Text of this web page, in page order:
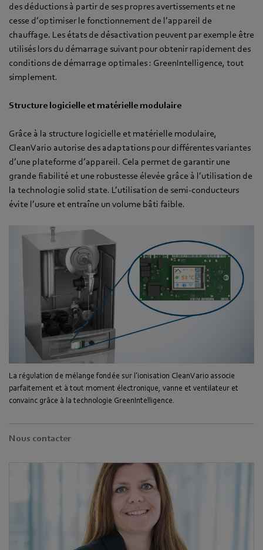
des déductions à partir de ses propres avertissements et ne
cesse d’optimiser le fonctionnement de l’appareil de
chauffage. Les états de désactivation peuvent par exemple être
utilisés lors du démarrage suivant pour obtenir rapidement des
conditions de démarrage optimales : GreenIntelligence, tout
simplement.
Structure logicielle et matérielle modulaire
Grâce à la structure logicielle et matérielle modulaire,
CleanVario autorise des adaptations pour différentes variantes
d’une plateforme d’appareil. Cela permet de garantir une
grande fiabilité et une robustesse élevée grâce à l’utilisation de
la technologie solid state. L’utilisation de semi-conducteurs
évite l’usure et entraîne un volume bâti faible.
La régulation de mélange fondée sur l’ionisation CleanVario associe
parfaitement et à tout moment électronique, vanne et ventilateur et
convainc grâce à la technologie GreenIntelligence.
Nous contacter